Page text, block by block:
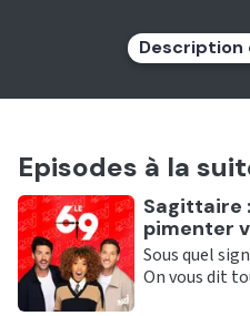
Episodes à la
Ecouter
Sagittaire
pimenter
Sous quel
On vous dit